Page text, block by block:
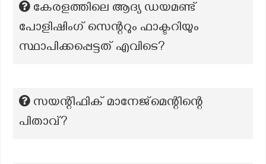
കേരളത്തിലെ ആദ്യ ഡയമണ്ട്
പോളിഷിംഗ് സെന്ററും ഫാക്ടറിയും
സ്ഥാപിക്കപ്പെട്ടത് എവിടെ?
സയന്റിഫിക് മാനേജ്‌മെന്റിന്റെ
പിതാവ്?